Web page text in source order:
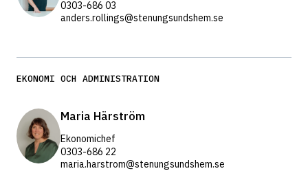
0303-686 03
anders.rollings@stenungsundshem.se
EKONOMI OCH ADMINISTRATION
Maria Härström
Ekonomichef
0303-686 22
maria.harstrom@stenungsundshem.se